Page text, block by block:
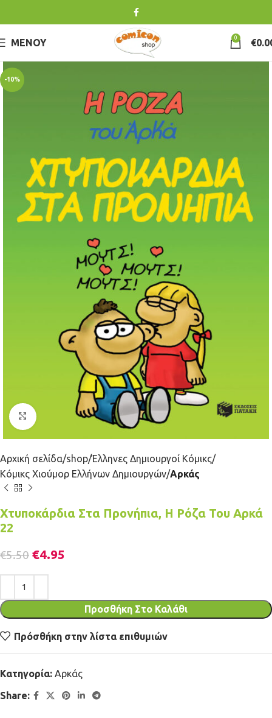
ΜΕΝΟΎ 0 €
-10%
Κλικ για μεγέθυνση
Αρχική σελίδα shop Έλληνες Δημιουργοί Κόμικς
Κόμικς Χιούμορ Ελλήνων Δημιουργών Αρκάς
Χτυποκάρδια Στα Προνήπια, Η Ρόζα Του Αρκά
22
€5.50 €4.95
Προσθήκη Στο Καλάθι
Πρόσθήκη στην λίστα επιθυμιών
Κατηγορία: Αρκάς
Share: